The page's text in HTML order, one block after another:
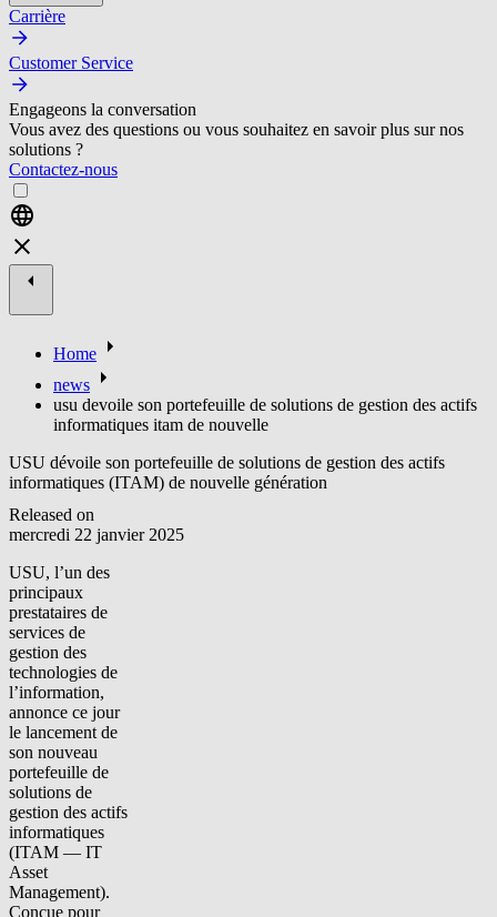
Carrière
Customer Service
Engageons la conversation
Vous avez des questions ou vous souhaitez en savoir plus sur nos
solutions ?
Contactez-nous
Home
news
usu devoile son portefeuille de solutions de gestion des actifs
informatiques itam de nouvelle
USU dévoile son portefeuille de solutions de gestion des actifs
informatiques (ITAM) de nouvelle génération
Released on
mercredi 22 janvier 2025
USU, l’un des
principaux
prestataires de
services de
gestion des
technologies de
l’information,
annonce ce jour
le lancement de
son nouveau
portefeuille de
solutions de
gestion des actifs
informatiques
(ITAM — IT
Asset
Management).
Conçue pour